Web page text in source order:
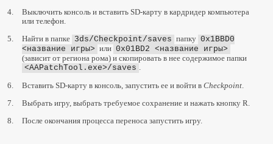
4.
Выключить консоль и вставить SD-карту в кардридер компьютера
или телефон.
5.
Найти в папке 3ds/Checkpoint/saves папку 0x1BBD0
<название игры> или 0x01BD2 <название игры>
(зависит от региона рома) и скопировать в нее содержимое папки
<AAPatchTool.exe>/saves .
6.
Вставить SD-карту в консоль, запустить ее и войти в Checkpoint.
7.
Выбрать игру, выбрать требуемое сохранение и нажать кнопку R.
8.
После окончания процесса переноса запустить игру.